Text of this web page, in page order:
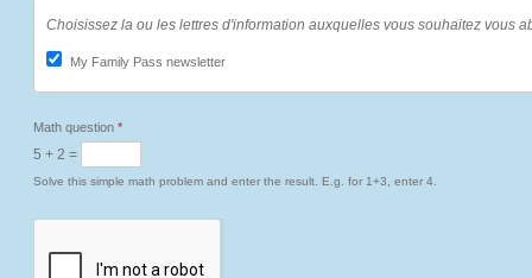
Choisissez la ou les lettres d'information auxquelles vous souhaitez vous
My Family Pass newsletter
Math question *
5 + 2 =
Solve this simple math problem and enter the result. E.g. for 1+3, enter 4.